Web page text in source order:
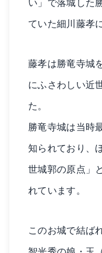
い」で落城した
ていた細川藤孝
藤孝は勝竜寺城
にふさわしい近
た。
勝竜寺城は当時
知られており、
世城郭の原点」
れています。
このお城で結ば